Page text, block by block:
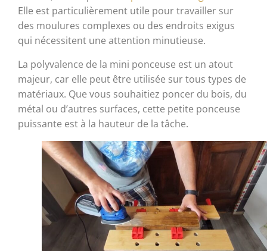
Elle est particulièrement utile pour travailler sur
des moulures complexes ou des endroits exigus
qui nécessitent une attention minutieuse.
La polyvalence de la mini ponceuse est un atout
majeur, car elle peut être utilisée sur tous types de
matériaux. Que vous souhaitiez poncer du bois, du
métal ou d’autres surfaces, cette petite ponceuse
puissante est à la hauteur de la tâche.